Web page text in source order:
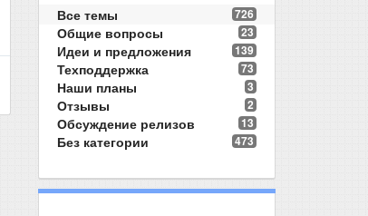
726
Все темы
23
Общие вопросы
139
Идеи и предложения
73
Техподдержка
3
Наши планы
2
Отзывы
13
Обсуждение релизов
473
Без категории